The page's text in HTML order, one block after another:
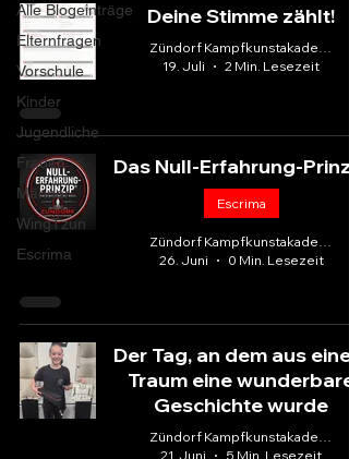
Alle Blogeinträge
Elternfragen
Vorschule
Kinder
Jugendliche
Frauen
Männer
WingTzun
Escrima
Deine Stimme zählt!
Zündorf Kampfkunstakademie
19. Juli
2 Min. Lesezeit
Das Null-Erfahrung-
Escrima
Zündorf Kampfkunstakademie
26. Juni
0 Min. Lesezeit
Der Tag, an dem aus
Traum eine wunderbare
Geschichte wurde
Zündorf Kampfkunstakademie
21. Juni
5 Min. Lesezeit